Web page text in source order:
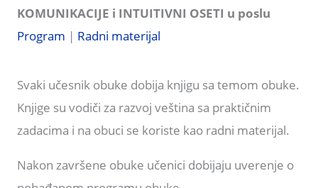
KOMUNIKACIJE i INTUITIVNI OSETI u poslu
Program | Radni materijal
Svaki učesnik obuke dobija knjigu sa temom obuke.
Knjige su vodiči za razvoj veština sa praktičnim
zadacima i na obuci se koriste kao radni materijal.
Nakon završene obuke učenici dobijaju uverenje o